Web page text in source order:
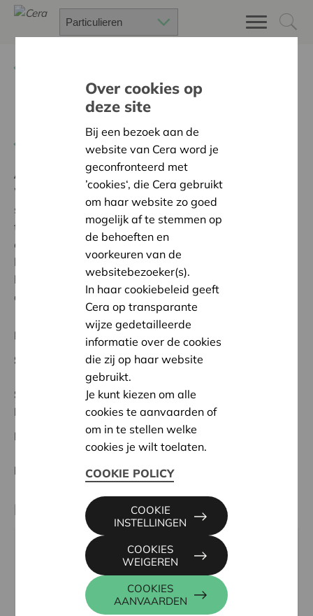
Bombelbas festival
Terug naar overzicht
Ambitie:
Warme en zorgzame buurten voor iedereen
Wij hebben steun gekregen van Cera zodat het
supergezellige bombelbas- familiefestival ook dit jaar
terug kon doorgaan zonder in te boeten aan kwaliteit
en kwantiteit. Dankzij deze steun konden wij ons
kinderdorp uitbreiden met extra amusement voor de
kinderen en het totale plaatje betaalbaar houden voor
de ouders, oma's en opa's. Bedankt!
Regionaal Project
Startdatum:
13/05/2024
Status:
Volledig
Dender-Zwalm
Datum:
13/05/2024
Beslissing: Goedgekeurd
Partner
VZW BOMBELBAS, OVENSTRAAT 4, 9620
bombelbas@gmail.com
www.bombelbas.be
Over cookies op
deze site
Bij een bezoek aan de
website van Cera word je
geconfronteerd met
’cookies‘, die Cera gebruikt
om haar website zo goed
mogelijk af te stemmen op
de behoeften en
voorkeuren van de
websitebezoeker(s).
In haar cookiebeleid geeft
Cera op transparante
wijze gedetailleerde
informatie over de cookies
die zij op haar website
gebruikt.
Je kunt kiezen om alle
cookies te aanvaarden of
om in te stellen welke
cookies je wilt toelaten.
COOKIE POLICY
COOKIES
AANVAARDEN
COOKIES
WEIGEREN
COOKIE
INSTELLINGEN